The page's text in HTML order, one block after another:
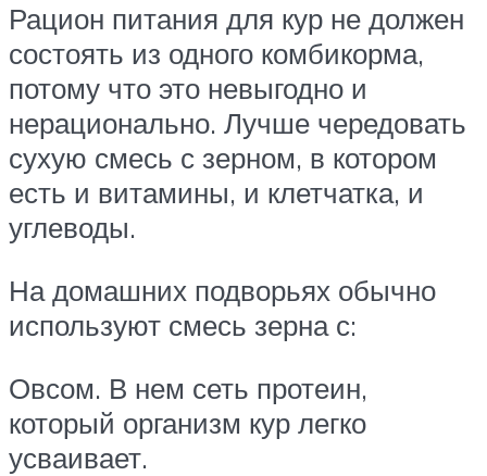
Рацион питания для кур не должен
состоять из одного комбикорма,
потому что это невыгодно и
нерационально. Лучше чередовать
сухую смесь с зерном, в котором
есть и витамины, и клетчатка, и
углеводы.
На домашних подворьях обычно
используют смесь зерна с:
Овсом. В нем сеть протеин,
который организм кур легко
усваивает.